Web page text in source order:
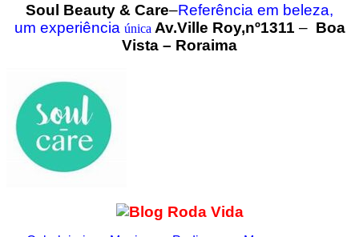
Soul Beauty & Care–Referência em beleza,
um experiência única Av.Ville Roy,nº1311 – Boa
Vista – Roraima